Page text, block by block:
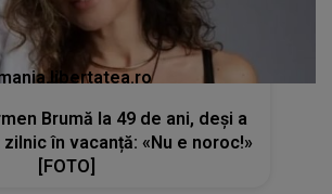
Brumă la 49 de ani, deși a
în vacanță: «Nu e noroc!»
[FOTO]